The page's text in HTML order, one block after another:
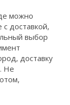
можно
доставкой,
выбор
доставку
Не